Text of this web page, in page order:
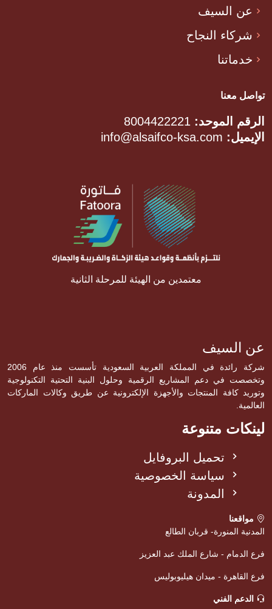
عن السيف
شركاء النجاح
خدماتنا
تواصل معنا
الرقم الموحد:
الإيميل:
معتمدين من الهيئة للمرحلة الثانية
عن السيف
شركة رائدة في المملكة العربية السعودية تأسست منذ عام 2006
وتخصصت في دعم المشاريع الرقمية وحلول البنية التحتية التكنولوجية
وتوريد كافة المنتجات والأجهزة الإلكترونية عن طريق وكالات الماركات
العالمية.
لينكات متنوعة
تحميل البروفايل
سياسة الخصوصية
المدونة
مواقعنا
المدنية المنورة- قربان الطالع
فرع الدمام - شارع الملك عبد العزيز
فرع القاهرة - ميدان هيليوبوليس
الدعم الفني